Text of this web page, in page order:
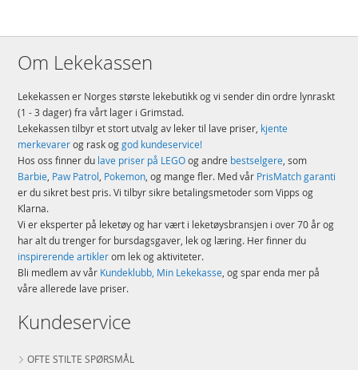
Om Lekekassen
Lekekassen er Norges største lekebutikk og vi sender din ordre lynraskt
(1 - 3 dager) fra vårt lager i Grimstad.
Lekekassen tilbyr et stort utvalg av leker til lave priser, kjente
merkevarerog rask oggod kundeservice!
Hos oss finner du lave priser på LEGOog andre bestselgere, som
Barbie, Paw Patrol, Pokemon, og mange fler. Med vår PrisMatch garanti
er du sikret best pris. Vi tilbyr sikre betalingsmetoder som Vipps og
Klarna.
Vi er eksperter på leketøy og har vært i leketøysbransjen i over 70 år og
har alt du trenger for bursdagsgaver, lek og læring. Her finner du
inspirerende artiklerom lek og aktiviteter.
Bli medlem av vår Kundeklubb, Min Lekekasse, og spar enda mer på
våre allerede lave priser.
Kundeservice
OFTE STILTE SPØRSMÅL